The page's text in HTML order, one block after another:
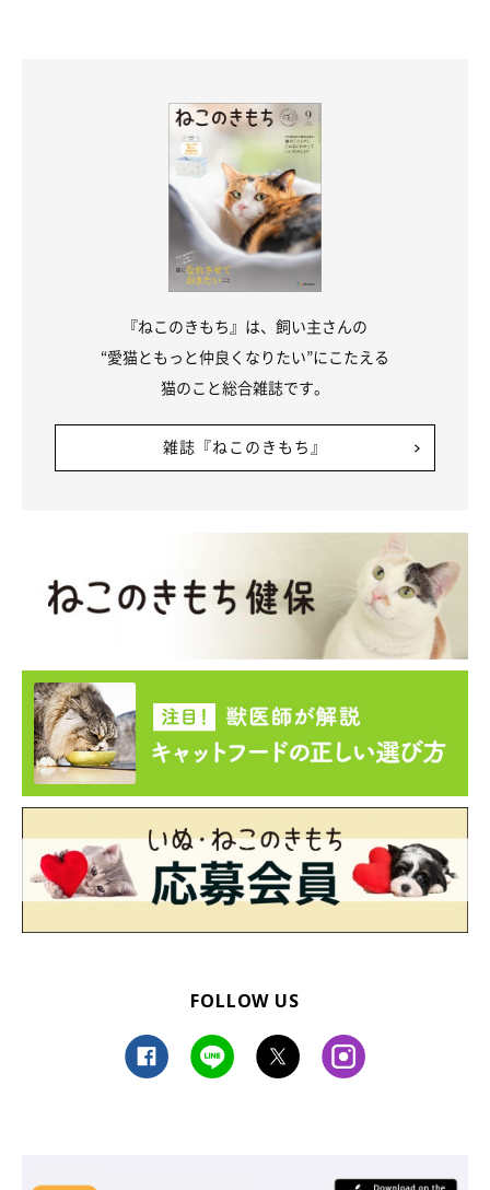
『ねこのきもち』は、飼い主さんの
“愛猫ともっと仲良くなりたい”にこたえる
猫のこと総合雑誌です。
雑誌『ねこのきもち』
FOLLOW US